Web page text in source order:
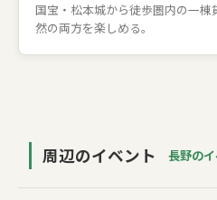
国宝・松本城から徒歩圏内の一棟
然の両方を楽しめる。
周辺のイベント 長野の